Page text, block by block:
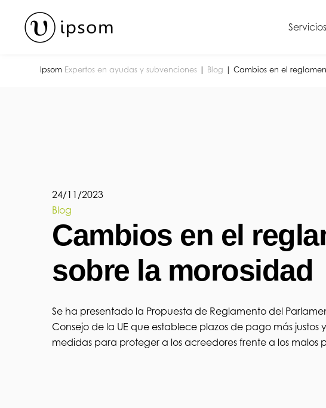
content
Servicios
Ipsom Expertos en ayudas y subvenciones Blog |Cambios en el
24/11 /2023
Blog
Cambios en el
sobre la morosidad
Se ha presentado la Propuesta de Reglamento del
Consejo de la UE que establece plazos de pago más justos
medidas para proteger a los acreedores frente a los malos